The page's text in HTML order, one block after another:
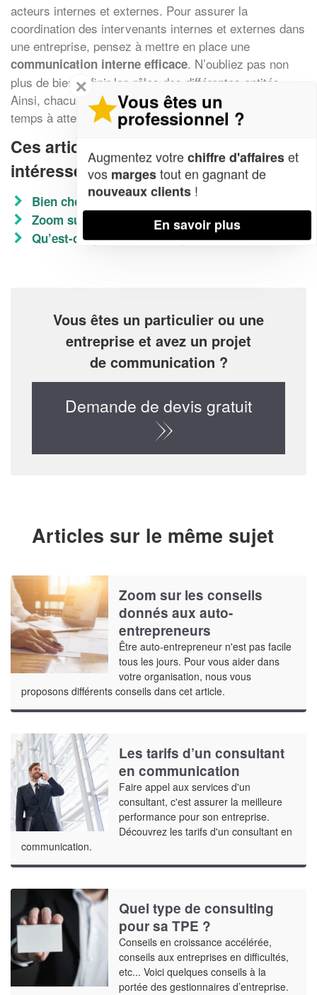
acteurs internes et externes. Pour assurer la
coordination des intervenants internes et externes dans
une entreprise, pensez à mettre en place une
communication interne efficace. N’oubliez pas non
plus de bien définir les rôles des différentes entités.
Ainsi, chacun sait ce qu’il doit faire, sans perdre son
temps à attendre les autres.
Ces articles peuvent aussi vous
intéresser
Bien choisir son agence de conseils
Zoom sur l’assistance de formation
Qu’est-ce que le consulting ?
Vous êtes un particulier ou une
entreprise et avez un projet
de communication ?
Demande de devis gratuit
Articles sur le même sujet
Zoom sur les conseils
donnés aux auto-
entrepreneurs
Être auto-entrepreneur n'est pas facile
tous les jours. Pour vous aider dans
votre organisation, nous vous
proposons différents conseils dans cet article.
Les tarifs d’un consultant
en communication
Faire appel aux services d'un
consultant, c'est assurer la meilleure
performance pour son entreprise.
Découvrez les tarifs d'un consultant en
communication.
Quel type de consulting
pour sa TPE ?
Conseils en croissance accélérée,
conseils aux entreprises en difficultés,
etc... Voici quelques conseils à la
portée des gestionnaires d’entreprise.
✕
Vous êtes un
professionnel ?
Augmentez votrechiffre d'affaireset
vos margestout en gagnant de
nouveaux clients !
En savoir plus